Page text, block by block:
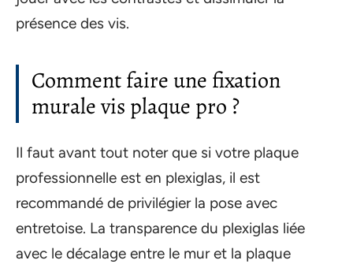
présence des vis.
Comment faire une fixation
murale vis plaque pro ?
Il faut avant tout noter que si votre plaque
professionnelle est en plexiglas, il est
recommandé de privilégier la pose avec
entretoise. La transparence du plexiglas liée
avec le décalage entre le mur et la plaque